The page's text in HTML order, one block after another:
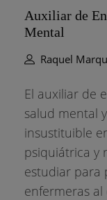
Auxiliar de
Mental
Raquel
El auxiliar de
salud mental
insustituible
psiquiátrica y
estudiar para
enfermeras